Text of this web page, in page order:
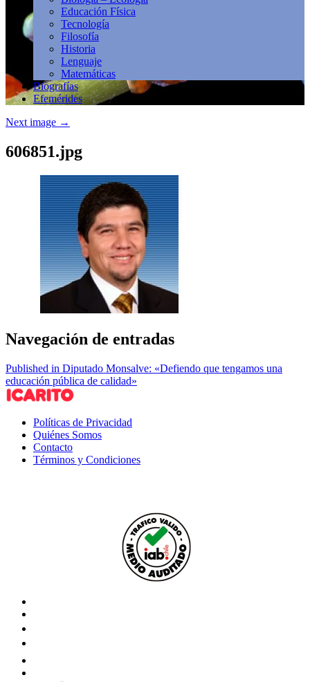
Educación Física
Tecnología
Filosofía
Historia
Lenguaje
Matemáticas
Biografías
Efemérides
Next image →
606851.jpg
Navegación de entradas
Published in Diputado Monsalve: «Defiendo que tengamos una
educación pública de calidad»
Políticas de Privacidad
Quiénes Somos
Contacto
Términos y Condiciones